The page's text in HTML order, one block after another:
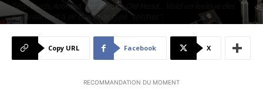
Terp Torch, Aromed, Herborizer, Old Head... Voici un lexique des
vaporisateurs à air chaud de type "torches".
Copy URL
Facebook X
RECOMMANDATION DU MOMENT